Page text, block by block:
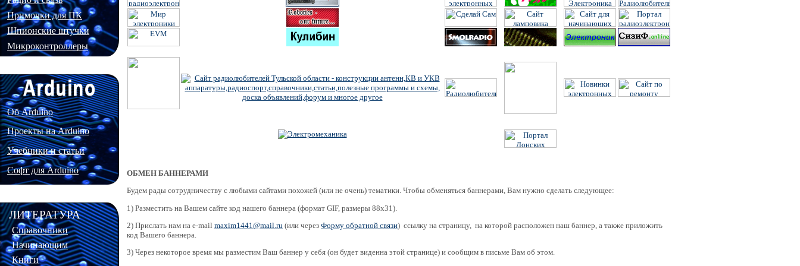
Примочки для ПК
Шпионские штучки
Микроконтроллеры
Об Arduino
Проекты на Arduino
Учебники и статьи
Софт для Arduino
ЛИТЕРАТУРА
Справочники
Начинающим
Книги
ОБМЕН БАННЕРАМИ
Будем рады сотрудничеству с любыми сайтами похожей (или не очень) тематики. Чтобы обменяться баннерами, Вам нужно сделать следующее:
1) Разместить на Вашем сайте код нашего баннера (формат GIF, размеры 88x31).
2) Прислать нам на e-mail maxim1441@mail.ru (или через Форму обратной связи) ссылку на страницу, на которой расположен наш баннер, а также приложить
код Вашего баннера.
3) Через некоторое время мы разместим Ваш баннер у себя (он будет виденна этой странице) и сообщим в письме Вам об этом.